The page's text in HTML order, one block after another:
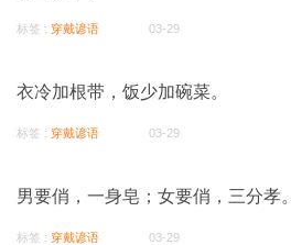
标签 : 穿戴谚语 03-29
衣冷加根带，饭少加碗菜。
标签 : 穿戴谚语 03-29
男要俏，一身皂；女要俏，三分孝。
标签 : 穿戴谚语 03-29